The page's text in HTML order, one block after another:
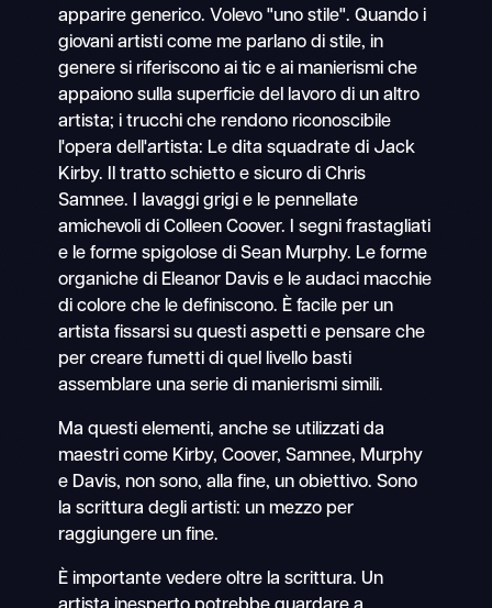
apparire generico. Volevo "uno stile". Quando i
giovani artisti come me parlano di stile, in
genere si riferiscono ai tic e ai manierismi che
appaiono sulla superficie del lavoro di un altro
artista; i trucchi che rendono riconoscibile
l'opera dell'artista: Le dita squadrate di Jack
Kirby. Il tratto schietto e sicuro di Chris
Samnee. I lavaggi grigi e le pennellate
amichevoli di Colleen Coover. I segni frastagliati
e le forme spigolose di Sean Murphy. Le forme
organiche di Eleanor Davis e le audaci macchie
di colore che le definiscono. È facile per un
artista fissarsi su questi aspetti e pensare che
per creare fumetti di quel livello basti
assemblare una serie di manierismi simili.
Ma questi elementi, anche se utilizzati da
maestri come Kirby, Coover, Samnee, Murphy
e Davis, non sono, alla fine, un obiettivo. Sono
la scrittura degli artisti: un mezzo per
raggiungere un fine.
È importante vedere oltre la scrittura. Un